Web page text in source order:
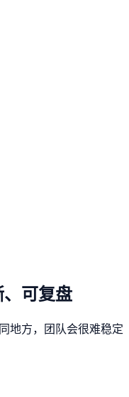
可复盘
地方，团队会很难稳定